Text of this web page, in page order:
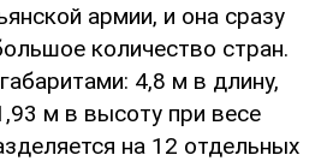
армии, и она сразу
количество стран.
4,8 м в длину,
м в высоту при весе
на 12 отдельных